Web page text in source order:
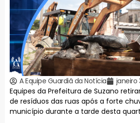
A Equipe Guardiã da Notícia janeiro
Equipes da Prefeitura de Suzano
de resíduos das ruas após a forte
município durante a tarde desta